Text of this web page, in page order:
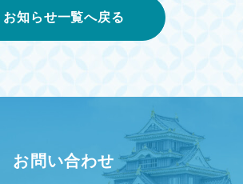
お知らせ一覧へ戻る
お問い合わせ